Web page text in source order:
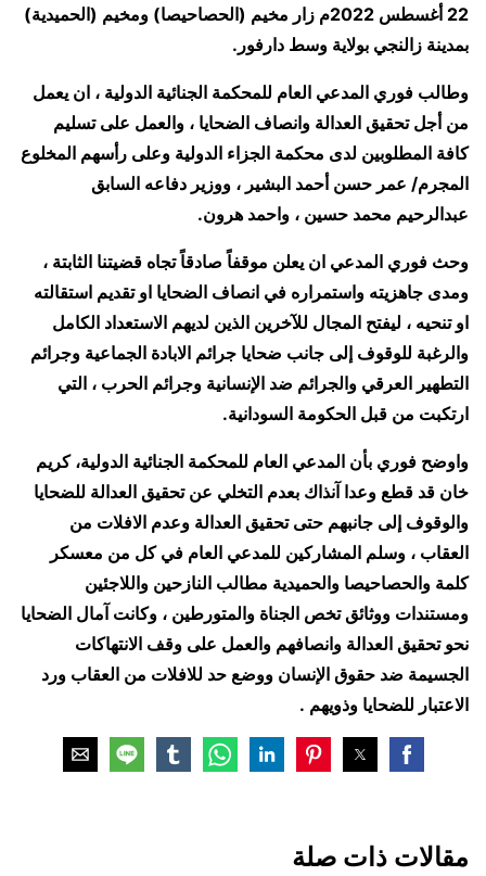
22 أغسطس 2022م زار مخيم (الحصاحيصا) ومخيم (الحميدية)
بمدينة زالنجي بولاية وسط دارفور.
وطالب فوري المدعي العام للمحكمة الجنائية الدولية ، ان يعمل
من أجل تحقيق العدالة وانصاف الضحايا ، والعمل على تسليم
كافة المطلوبين لدى محكمة الجزاء الدولية وعلى رأسهم المخلوع
المجرم/ عمر حسن أحمد البشير ، ووزير دفاعه السابق
عبدالرحيم محمد حسين ، واحمد هرون.
وحث فوري المدعي ان يعلن موقفاً صادقاً تجاه قضيتنا الثابتة ،
ومدى جاهزيته واستمراره في انصاف الضحايا او تقديم استقالته
او تنحيه ، ليفتح المجال للآخرين الذين لديهم الاستعداد الكامل
والرغبة للوقوف إلى جانب ضحايا جرائم الابادة الجماعية وجرائم
التطهير العرقي والجرائم ضد الإنسانية وجرائم الحرب ، التي
ارتكبت من قبل الحكومة السودانية.
واوضح فوري بأن المدعي العام للمحكمة الجنائية الدولية، كريم
خان قد قطع وعدا آنذاك بعدم التخلي عن تحقيق العدالة للضحايا
والوقوف إلى جانبهم حتى تحقيق العدالة وعدم الافلات من
العقاب ، وسلم المشاركين للمدعي العام في كل من معسكر
كلمة والحصاحيصا والحميدية مطالب النازحين واللاجئين
ومستندات ووثائق تخص الجناة والمتورطين ، وكانت آمال الضحايا
نحو تحقيق العدالة وانصافهم والعمل على وقف الانتهاكات
الجسيمة ضد حقوق الإنسان ووضع حد للافلات من العقاب ورد
الاعتبار للضحايا وذويهم .
مقالات ذات صلة